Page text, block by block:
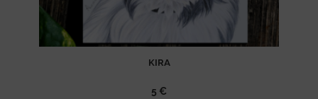
KIRA
5 €